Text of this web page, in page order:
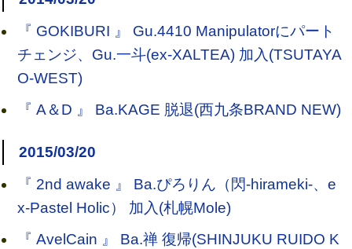
『 GOKIBURI 』 Gu.4410 Manipulatorにパート
チェンジ、Gu.一斗(ex-XALTEA) 加入(TSUTAYA
O-WEST)
『 A＆D 』 Ba.KAGE 脱退(西九条BRAND NEW)
2015/03/20
『 2nd awake 』 Ba.ぴろりん（閃-hirameki-、e
x-Pastel Holic） 加入(札幌Mole)
『 AvelCain 』 Ba.禅 復帰(SHINJUKU RUIDO K